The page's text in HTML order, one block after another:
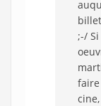
;-/